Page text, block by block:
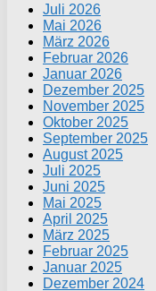
Juli 2026
Mai 2026
März 2026
Februar 2026
Januar 2026
Dezember 2025
November 2025
Oktober 2025
September 2025
August 2025
Juli 2025
Juni 2025
Mai 2025
April 2025
März 2025
Februar 2025
Januar 2025
Dezember 2024